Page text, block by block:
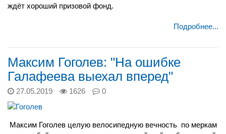
ждёт хороший призовой фонд.
Подробнее...
Максим Гоголев: "На ошибке
Галафеева выехал вперед"
27.05.2019 1626 0
Максим Гоголев целую велосипедную вечность по меркам